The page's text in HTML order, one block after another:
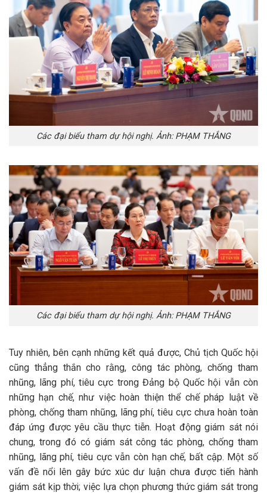
Các đại biểu tham dự hội nghị. Ảnh: PHẠM THẮNG
Các đại biểu tham dự hội nghị. Ảnh: PHẠM THẮNG
Tuy nhiên, bên cạnh những kết quả được, Chủ tịch Quốc hội
cũng thẳng thắn cho rằng, công tác phòng, chống tham
nhũng, lãng phí, tiêu cực trong Đảng bộ Quốc hội vẫn còn
những hạn chế, như việc hoàn thiện thể chế pháp luật về
phòng, chống tham nhũng, lãng phí, tiêu cực chưa hoàn toàn
đáp ứng được yêu cầu thực tiễn. Hoạt động giám sát nói
chung, trong đó có giám sát công tác phòng, chống tham
nhũng, lãng phí, tiêu cực vẫn còn hạn chế, bất cập. Một số
vấn đề nổi lên gây bức xúc dư luận chưa được tiến hành
giám sát kịp thời; việc lựa chọn phương thức giám sát trong